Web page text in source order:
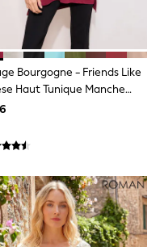
Bourgogne - Friends Like
Haut Tunique Manche
Col En V En Jersey Doux